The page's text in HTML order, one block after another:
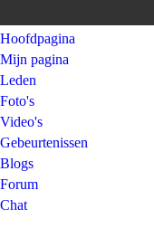
Hoofdpagina
Mijn pagina
Leden
Foto's
Video's
Gebeurtenissen
Blogs
Forum
Chat